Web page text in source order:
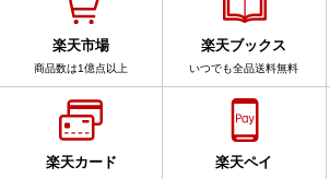
楽天市場
商品数は1億点以上
楽天ブックス
いつでも全品送料無料
楽天カード 楽天ペイ